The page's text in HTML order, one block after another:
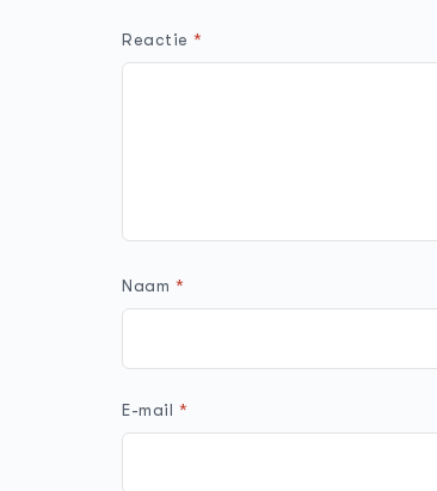
Reactie*
Naam *
E-mail *